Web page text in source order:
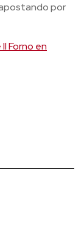
por
Forno en